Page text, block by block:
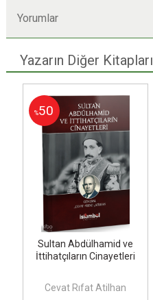
Yorumlar
Yazarın Diğer Kitapları
%50
Sultan Abdülhamid ve
İttihatçıların Cinayetleri
Cevat Rıfat Atilhan